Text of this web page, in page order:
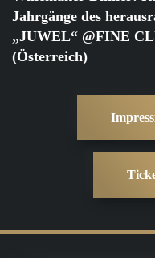
Jahrgänge des
„JUWEL“ @FINE
(Österreich)